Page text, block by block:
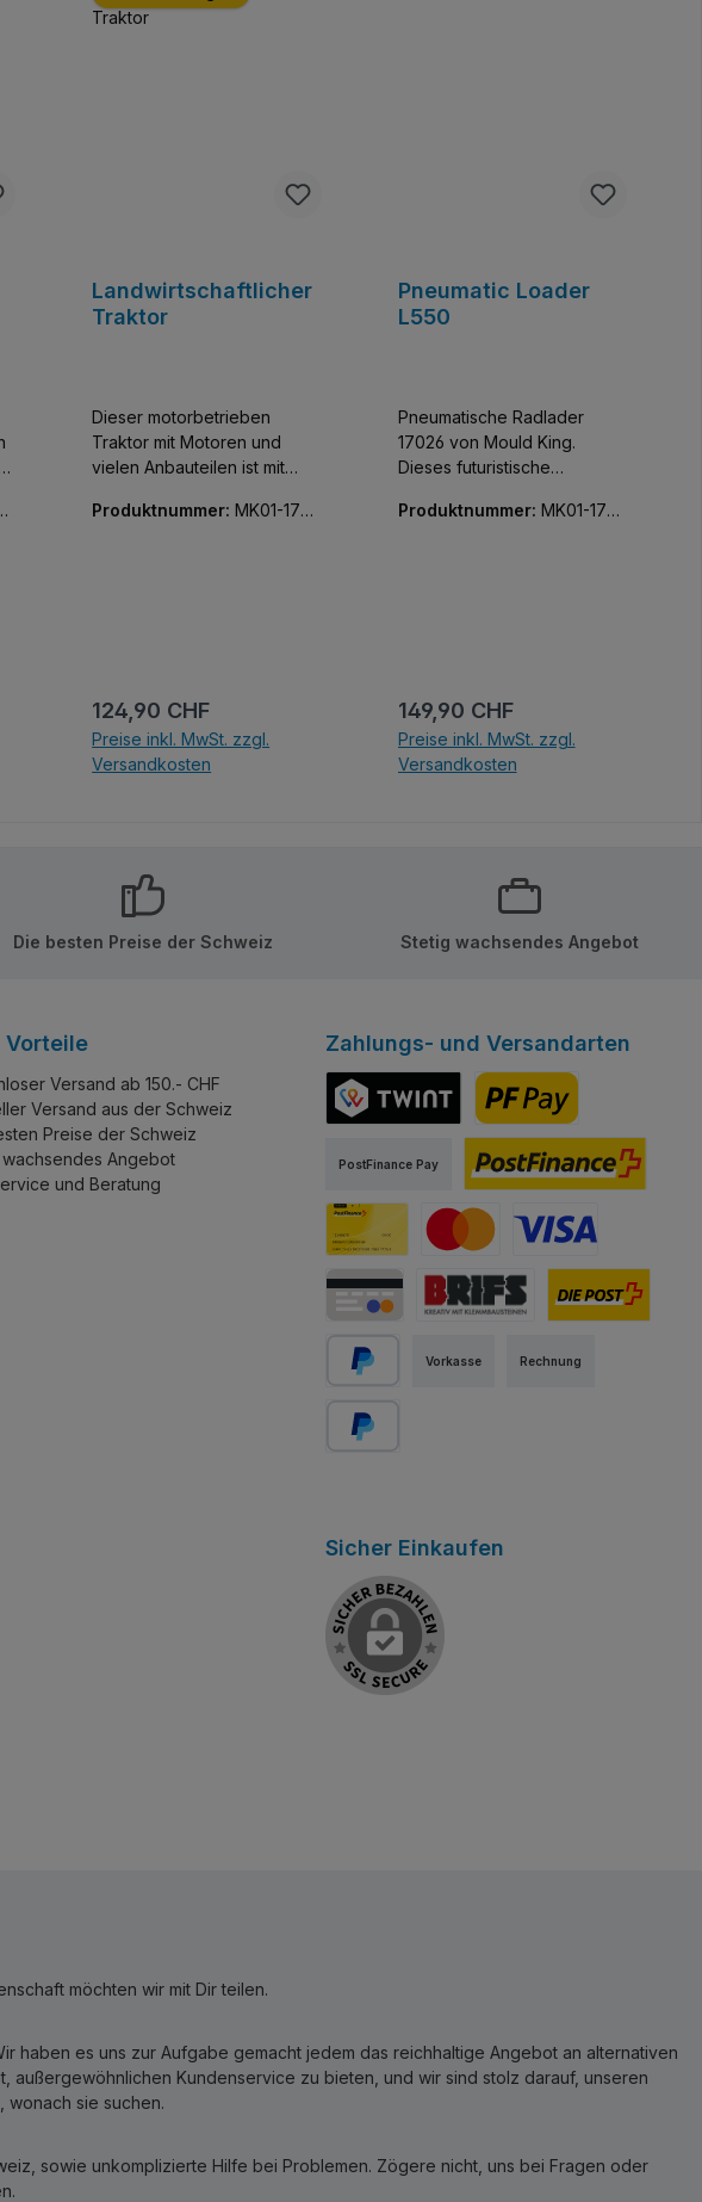
Landwirtschaftlicher
Traktor
Dieser motorbetrieben
Traktor mit Motoren und
vielen Anbauteilen ist mit
worden. Bauspass garantiert!
Produktnummer:MK01-1706
Regulärer Preis:
124,90 CHF
Preise inkl. MwSt. zzgl.
Versandkosten
Pneumatic Loader
L550
Pneumatische Radlader
17026 von Mould King.
Dieses futuristische
pneumatischer Steuerung
Rad-Lenkung und
aufwendige Felgen mit
Hochleistungsreifen.
Produktnummer: MK01-1702
Regulärer Preis:
149,90 CHF
Preise inkl. MwSt. zzgl.
Versandkosten
Die besten Preise der Schweiz Stetig wachsendes Angebot
Vorteile
Versand ab 150.- CHF
Versand aus der Schweiz
Preise der Schweiz
Angebot
und Beratung
Zahlungs- und Versandarten
PostFinance Pay
PostFinance Pay
Vorkasse Rechnung
Sicher Einkaufen
möchten wir mit Dir teilen.
haben es uns zur Aufgabe gemacht jedem das reichhaltige Angebot an alternativen
außergewöhnlichen Kundenservice zu bieten, und wir sind stolz darauf, unseren
wonach sie suchen.
sowie unkomplizierte Hilfe bei Problemen. Zögere nicht, uns bei Fragen oder